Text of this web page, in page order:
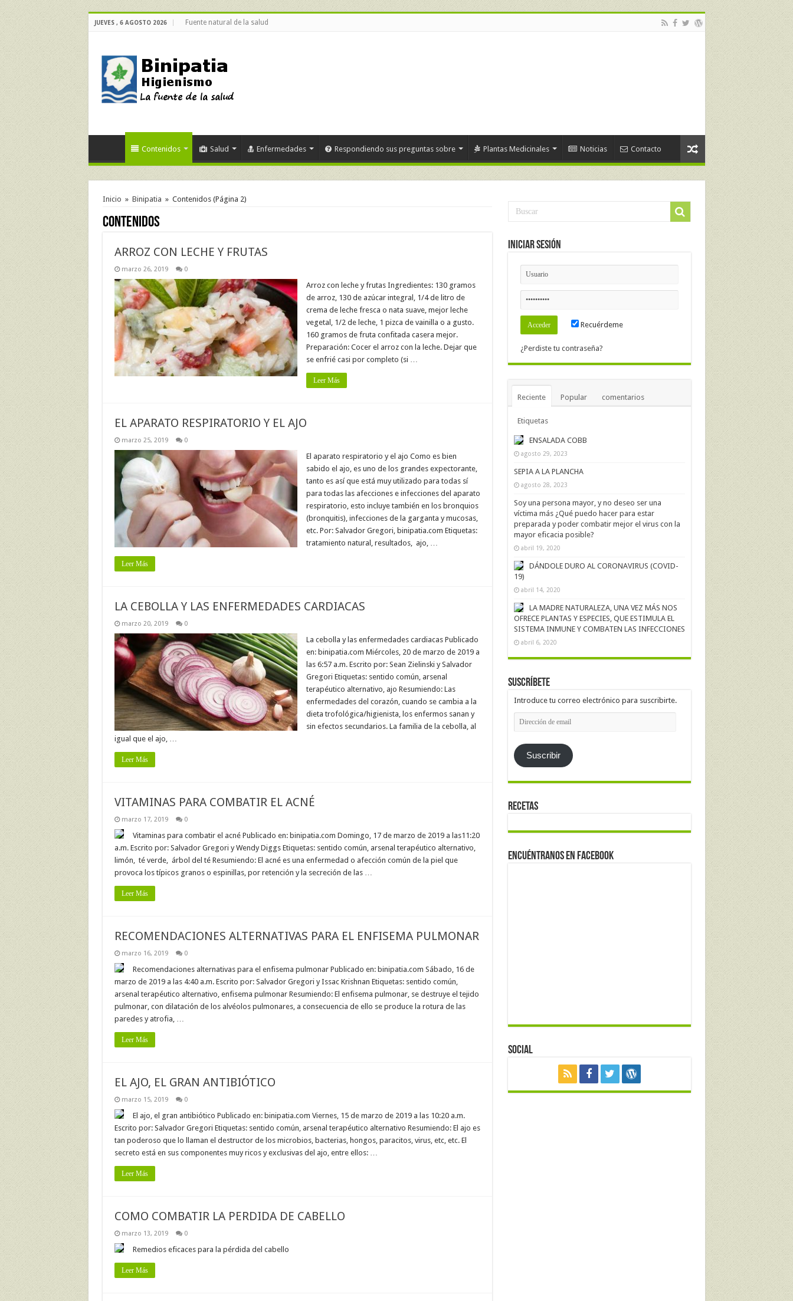
JUEVES , 6 AGOSTO 2026 Fuente natural de la salud
Contenidos Salud Enfermedades Respondiendo sus preguntas sobre Plantas Medicinales Noticias Contacto
Inicio » Binipatia » Contenidos(Página 2)
Contenidos
ARROZ CON LECHE Y FRUTAS
marzo 26, 2019 0
Arroz con leche y frutas Ingredientes: 130 gramos
de arroz, 130 de azúcar integral, 1/4 de litro de
crema de leche fresca o nata suave, mejor leche
vegetal, 1/2 de leche, 1 pizca de vainilla o a gusto.
160 gramos de fruta confitada casera mejor.
Preparación: Cocer el arroz con la leche. Dejar que
se enfrié casi por completo (si …
Leer Más
EL APARATO RESPIRATORIO Y EL AJO
marzo 25, 2019 0
El aparato respiratorio y el ajo Como es bien
sabido el ajo, es uno de los grandes expectorante,
tanto es así que está muy utilizado para todas sí
para todas las afecciones e infecciones del aparato
respiratorio, esto incluye también en los bronquios
(bronquitis), infecciones de la garganta y mucosas,
etc. Por: Salvador Gregori, binipatia.com Etiquetas:
tratamiento natural, resultados, ajo, …
Leer Más
LA CEBOLLA Y LAS ENFERMEDADES CARDIACAS
marzo 20, 2019 0
La cebolla y las enfermedades cardiacas Publicado
en: binipatia.com Miércoles, 20 de marzo de 2019 a
las 6:57 a.m. Escrito por: Sean Zielinski y Salvador
Gregori Etiquetas: sentido común, arsenal
terapéutico alternativo, ajo Resumiendo: Las
enfermedades del corazón, cuando se cambia a la
dieta trofológica/higienista, los enfermos sanan y
sin efectos secundarios. La familia de la cebolla, al
igual que el ajo, …
Leer Más
VITAMINAS PARA COMBATIR EL ACNÉ
marzo 17, 2019 0
Vitaminas para combatir el acné Publicado en: binipatia.com Domingo, 17 de marzo de 2019 a las11:20
a.m. Escrito por: Salvador Gregori y Wendy Diggs Etiquetas: sentido común, arsenal terapéutico alternativo,
limón, té verde, árbol del té Resumiendo: El acné es una enfermedad o afección común de la piel que
provoca los típicos granos o espinillas, por retención y la secreción de las …
Leer Más
RECOMENDACIONES ALTERNATIVAS PARA EL ENFISEMA PULMONAR
marzo 16, 2019 0
Recomendaciones alternativas para el enfisema pulmonar Publicado en: binipatia.com Sábado, 16 de
marzo de 2019 a las 4:40 a.m. Escrito por: Salvador Gregori y Issac Krishnan Etiquetas: sentido común,
arsenal terapéutico alternativo, enfisema pulmonar Resumiendo: El enfisema pulmonar, se destruye el tejido
pulmonar, con dilatación de los alvéolos pulmonares, a consecuencia de ello se produce la rotura de las
paredes y atrofia, …
Leer Más
EL AJO, EL GRAN ANTIBIÓTICO
marzo 15, 2019 0
El ajo, el gran antibiótico Publicado en: binipatia.com Viernes, 15 de marzo de 2019 a las 10:20 a.m.
Escrito por: Salvador Gregori Etiquetas: sentido común, arsenal terapéutico alternativo Resumiendo: El ajo es
tan poderoso que lo llaman el destructor de los microbios, bacterias, hongos, paracitos, virus, etc, etc. El
secreto está en sus componentes muy ricos y exclusivas del ajo, entre ellos: …
Leer Más
COMO COMBATIR LA PERDIDA DE CABELLO
marzo 13, 2019 0
Remedios eficaces para la pérdida del cabello
Leer Más
Iniciar Sesión
Recuérdeme
¿Perdiste tu contraseña?
Reciente Popular comentarios
Etiquetas
ENSALADA COBB
agosto 29, 2023
SEPIA A LA PLANCHA
agosto 28, 2023
Soy una persona mayor, y no deseo ser una
víctima más ¿Qué puedo hacer para estar
preparada y poder combatir mejor el virus con la
mayor eficacia posible?
abril 19, 2020
DÁNDOLE DURO AL CORONAVIRUS (COVID-
19)
abril 14, 2020
LA MADRE NATURALEZA, UNA VEZ MÁS NOS
OFRECE PLANTAS Y ESPECIES, QUE ESTIMULA EL
SISTEMA INMUNE Y COMBATEN LAS INFECCIONES
abril 6, 2020
Suscríbete
Introduce tu correo electrónico para suscribirte.
Dirección
de
Suscribir
Recetas
Encuéntranos en Facebook
Social